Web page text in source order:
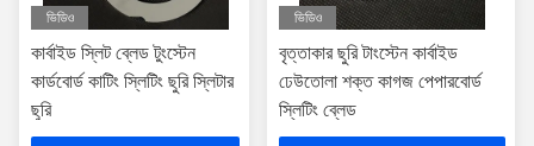
ভিডিও
কার্বাইড স্লিট ব্লেড টুংস্টেন
কার্ডবোর্ড কাটিং স্লিটিং ছুরি স্লিটার
ছুরি
ভিডিও
বৃত্তাকার ছুরি টাংস্টেন কার্বাইড
ঢেউতোলা শক্ত কাগজ পেপারবোর্ড
স্লিটিং ব্লেড